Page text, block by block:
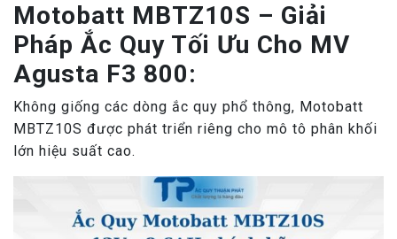
Motobatt MBTZ10S – Giải
Pháp Ắc Quy Tối Ưu Cho MV
Agusta F3 800:
Không giống các dòng ắc quy phổ thông, Motobatt
MBTZ10S được phát triển riêng cho mô tô phân khối
lớn hiệu suất cao.